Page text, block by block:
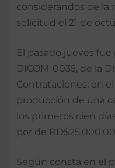
considerandos de la
solicitud el 21 de
El pasado jueves
DICOM-0035, de la
Contrataciones, en
producción de una
los primeros cien
por de
Según consta en el